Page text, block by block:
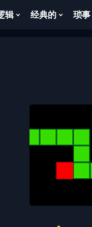
辑 Show经典的 Show
琐事